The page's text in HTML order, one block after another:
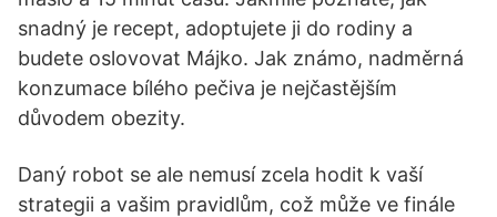
snadný je recept, adoptujete ji do rodiny a
budete oslovovat Májko. Jak známo, nadměrná
konzumace bílého pečiva je nejčastějším
důvodem obezity.
Daný robot se ale nemusí zcela hodit k vaší
strategii a vašim pravidlům, což může ve finále